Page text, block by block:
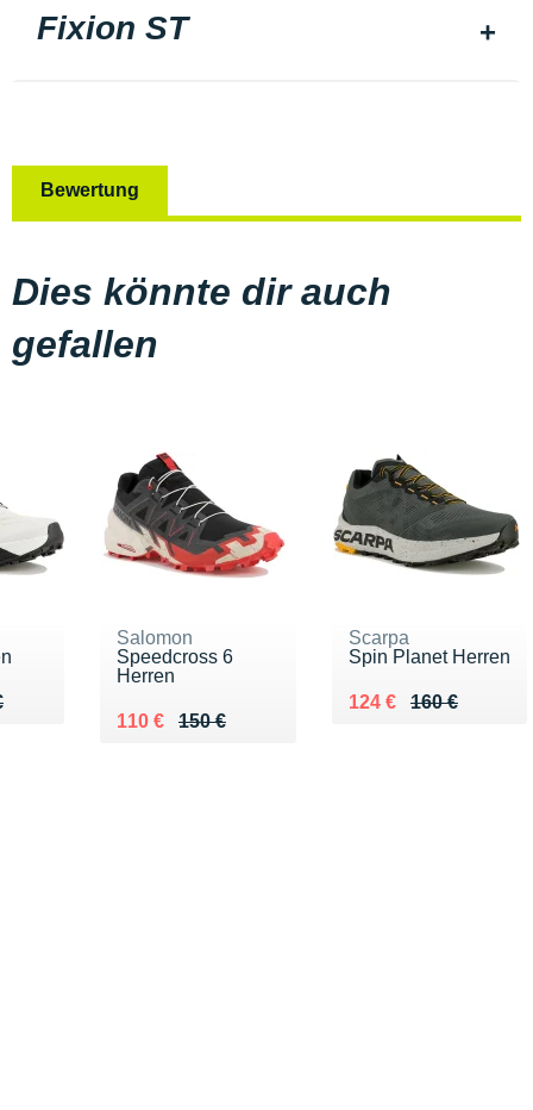
Fixion ST
Bewertung
Dies könnte dir auch
gefallen
€
Salomon
Speedcross 6
Herren
150 €
Au lieu de 150 €
110 €
Vendu 110 €
Scarpa
Spin Planet Herren
160 €
Au lieu de 160 €
124 €
Vendu 124 €